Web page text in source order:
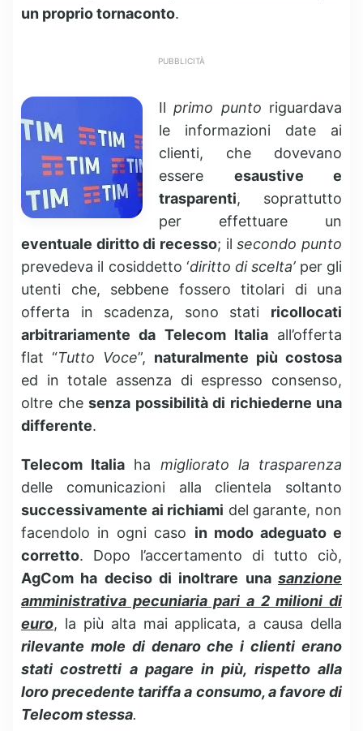
un proprio tornaconto.
PUBBLICITÀ
Ilprimo punto riguardava
le informazioni date ai
clienti, che dovevano
essere esaustive e
trasparenti, soprattutto
per effettuare un
eventuale diritto di recesso; ilsecondo punto
prevedeva il cosiddetto ‘diritto di scelta’per gli
utenti che, sebbene fossero titolari di una
offerta in scadenza, sono stati ricollocati
arbitrariamente da Telecom Italiaall’offerta
flat “Tutto Voce”, naturalmente più costosa
ed in totale assenza di espresso consenso,
oltre che senza possibilità di richiederne una
differente.
Telecom Italia ha migliorato la trasparenza
delle comunicazioni alla clientela soltanto
successivamente ai richiami del garante, non
facendolo in ogni caso in modo adeguato e
corretto. Dopo l’accertamento di tutto ciò,
AgCom ha deciso di inoltrare una sanzione
amministrativa pecuniaria pari a 2 milioni di
euro, la più alta mai applicata, a causa della
rilevante mole di denaro che i clienti erano
stati costretti a pagare in più, rispetto alla
loro precedente tariffa a consumo, a favore di
Telecom stessa.